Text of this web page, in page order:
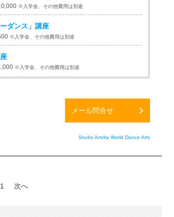
※入学金、その他費用は別途
ダンス」講座
※入学金、その他費用は別途
※入学金、その他費用は別途
メール問合せ
Studio Amrita World Dance Arts
1 次へ